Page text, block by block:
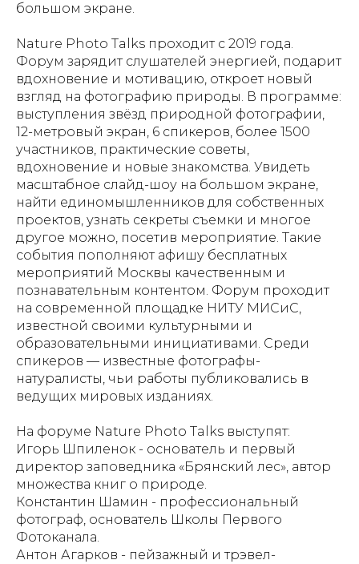
большом экране.
Nature Photo Talks проходит с 2019 года.
Форум зарядит слушателей энергией, подарит
вдохновение и мотивацию, откроет новый
взгляд на фотографию природы. В программе:
выступления звёзд природной фотографии,
12-метровый экран, 6 спикеров, более 1500
участников, практические советы,
вдохновение и новые знакомства. Увидеть
масштабное слайд-шоу на большом экране,
найти единомышленников для собственных
проектов, узнать секреты съемки и многое
другое можно, посетив мероприятие. Такие
события пополняют афишу бесплатных
мероприятий Москвы качественным и
познавательным контентом. Форум проходит
на современной площадке НИТУ МИСиС,
известной своими культурными и
образовательными инициативами. Среди
спикеров — известные фотографы-
натуралисты, чьи работы публиковались в
ведущих мировых изданиях.
На форуме Nature Photo Talks выступят:
Игорь Шпиленок - основатель и первый
директор заповедника «Брянский лес», автор
множества книг о природе.
Константин Шамин - профессиональный
фотограф, основатель Школы Первого
Фотоканала.
Антон Агарков - пейзажный и трэвел-